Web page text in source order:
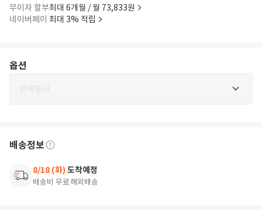
무이자 할부최대 6개월 / 월 73,833원
네이버페이 최대 3% 적립
옵션
판매중지
배송정보
8/18 (화) 도착예정
배송비 무료해외배송